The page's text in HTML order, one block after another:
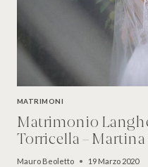
MATRIMONI
Matrimonio
Torricella –
Mauro Beoletto 19 Marzo 2020